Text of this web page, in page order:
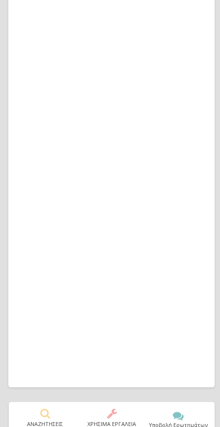
ΑΝΑΖΗΤΗΣΕΙΣ ΧΡΗΣΙΜΑ ΕΡΓΑΛΕΙΑ Υποβολή Ερωτημάτων